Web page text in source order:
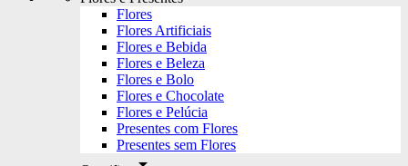
Flores
Flores Artificiais
Flores e Bebida
Flores e Beleza
Flores e Bolo
Flores e Chocolate
Flores e Pelúcia
Presentes com Flores
Presentes sem Flores